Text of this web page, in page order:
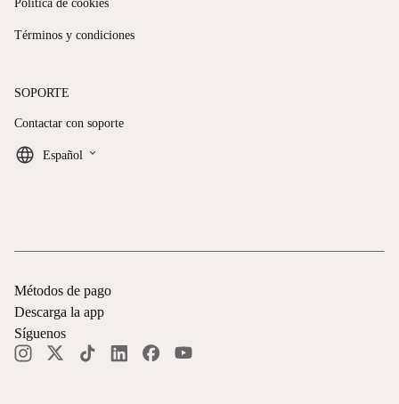
Política de cookies
Términos y condiciones
SOPORTE
Contactar con soporte
Español keyboard_arrow_down
Métodos de pago
Descarga la app
Síguenos